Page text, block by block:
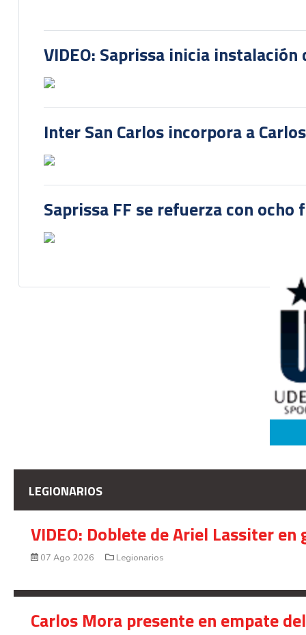
VIDEO: Saprissa inicia
Inter San Carlos incorpora a
Saprissa FF se refuerza con
LEGIONARIOS
VIDEO: Doblete de Ariel Lassiter
07 Ago 2026 Legionarios
Carlos Mora presente en empate